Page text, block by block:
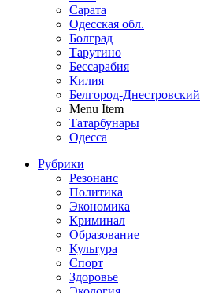
Сарата
Одесская обл.
Болград
Тарутино
Бессарабия
Килия
Белгород-Днестровский
Menu Item
Татарбунары
Одесса
Рубрики
Резонанс
Политика
Экономика
Криминал
Образование
Культура
Спорт
Здоровье